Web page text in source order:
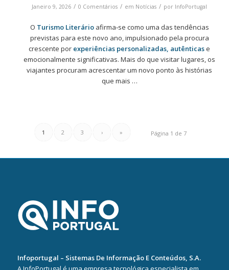
Janeiro 9, 2026 / 0 Comentários / em Notícias / por InfoPortugal
O Turismo Literárioafirma‑se como uma das tendências
previstas para este novo ano, impulsionado pela procura
crescente por experiências personalizadas, autênticase
emocionalmente significativas. Mais do que visitar lugares, os
viajantes procuram acrescentar um novo ponto às histórias
que mais …
Página 1 de 7
1 2 3 › »
Infoportugal – Sistemas De Informação E Conteúdos, S.A.